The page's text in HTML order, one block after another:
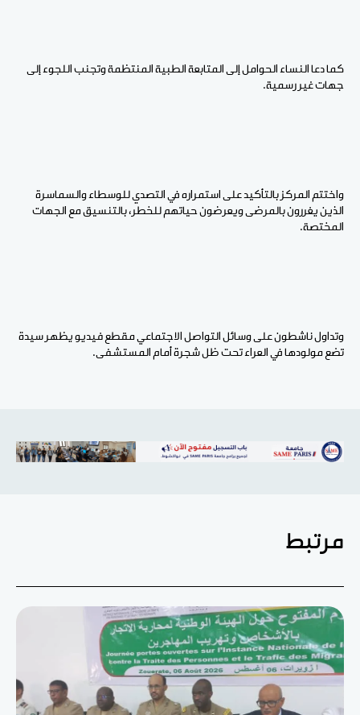
كما دعا النساء الحوامل إلى المتابعة الطبية المنتظمة وتجنب اللجوء إلى
جهات غير رسمية.
واختتم المركز بالتأكيد على استمراره في التصدي للوسطاء والسماسرة
الذين يغررون بالمرضى ويعرضون حياتهم للخطر، بالتنسيق مع الجهات
المختصة.
وتداول ناشطون على وسائل التواصل الاجتماعي مقطع فيديو يظهر سيدة
تضع مولودها في العراء تحت ظل شجرة أمام المستشفى.
مرتبط